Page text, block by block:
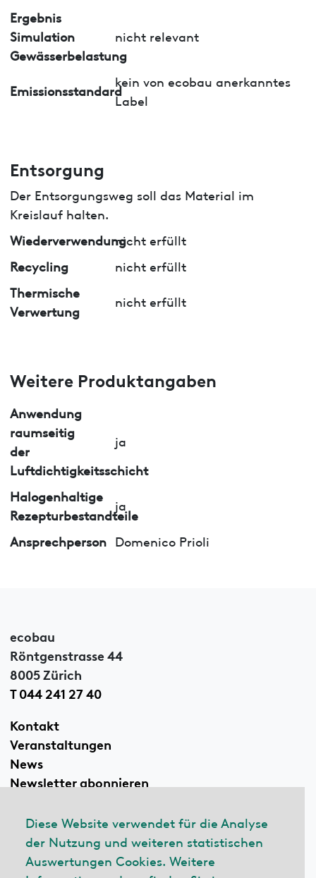
Diese Website verwendet für die Analyse
der Nutzung und weiteren statistischen
Auswertungen Cookies. Weitere
Ergebnis
Simulation
Gewässerbelastung
nicht relevant
Emissionsstandard
kein von ecobau anerkanntes
Label
Entsorgung
Der Entsorgungsweg soll das Material im
Kreislauf halten.
Wiederverwendungnicht erfüllt
Recycling
nicht erfüllt
Thermische
Verwertung
nicht erfüllt
Weitere Produktangaben
Anwendung
raumseitig
der
Luftdichtigkeitsschicht
ja
Halogenhaltige
Rezepturbestandteile
ja
Ansprechperson Domenico Prioli
ecobau
Röntgenstrasse 44
8005 Zürich
T 044 241 27 40
Kontakt
Veranstaltungen
News
Newsletter abonnieren
Linkedin